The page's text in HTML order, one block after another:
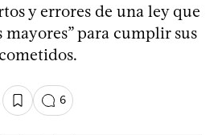
y errores de una ley que
mayores” para cumplir sus
6